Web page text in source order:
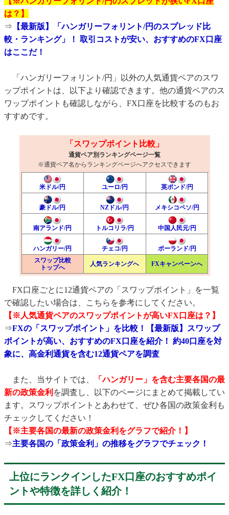
は？】
⇒ 【最新版】「ハンガリーフォリント/円のスプレッド比
較・ランキング」！ 取引コストが安い、おすすめのFX口座
はここだ！
「ハンガリーフォリント/円」以外の人気通貨ペアのスワ
ップポイントは、以下より確認できます。他の通貨ペアのス
ワップポイントも確認しながら、FX口座を比較するのもお
すすめです。
「スワップポイント比較」
通貨ペア別ランキングページ一覧
※通貨ペア名からランキングページへアクセスできます
米ドル/円 ユーロ/円 英ポンド/円
豪ドル/円 NZドル/円 メキシコペソ/円
南アランド/円 トルコリラ/円 中国人民元/円
ハンガリー/円 チェコ/円
ポーランド/円
スワップ比較
トップへ
人気ランキングへ FXキャンペーンへ
FX口座ごとに12通貨ペアの「スワップポイント」を一覧
で確認したい場合は、こちらを参考にしてください。
【※人気通貨ペアのスワップポイントが高いFX口座は？】
⇒FXの「スワップポイント」を比較！【最新版】スワップ
ポイントが高い、おすすめのFX口座を紹介！ 約40口座を対
象に、高金利通貨を含む12通貨ペアを調査
また、当サイトでは、
「ハンガリー」を含む主要各国の最
新の政策金利 を調査し、以下のページにまとめて掲載してい
ます。スワップポイントとあわせて、ぜひ各国の政策金利も
チェックしてください！
【※主要各国の最新の政策金利をグラフで紹介！】
⇒主要各国の「政策金利」の推移をグラフでチェック！
上位にランクインしたFX口座のおすすめポイ
ントや特徴を詳しく紹介！